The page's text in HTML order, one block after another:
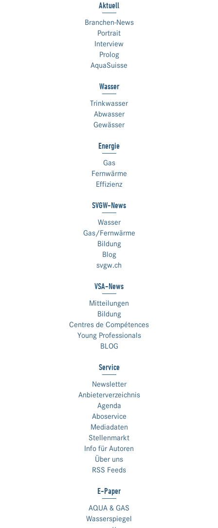
Aktuell
Branchen-News
Portrait
Interview
Prolog
AquaSuisse
Wasser
Trinkwasser
Abwasser
Gewässer
Energie
Gas
Fernwärme
Effizienz
SVGW-News
Wasser
Gas/Fernwärme
Bildung
Blog
svgw.ch
VSA-News
Mitteilungen
Bildung
Centres de Compétences
Young Professionals
BLOG
Service
Newsletter
Anbieterverzeichnis
Agenda
Aboservice
Mediadaten
Stellenmarkt
Info für Autoren
Über uns
RSS Feeds
E-Paper
AQUA & GAS
Wasserspiegel